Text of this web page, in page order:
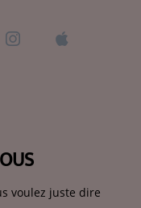
voulez juste dire